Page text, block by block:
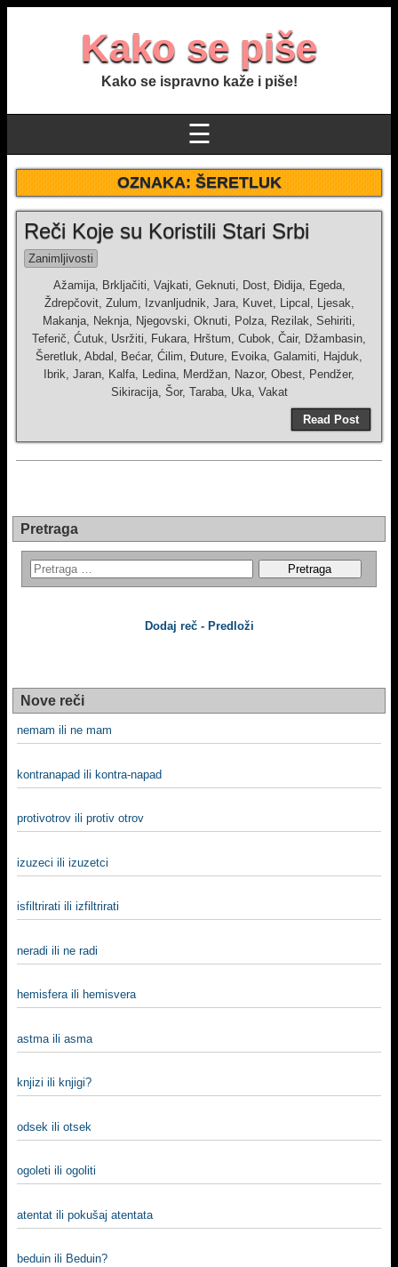
Kako se piše
Kako se ispravno kaže i piše!
☰
OZNAKA:ŠERETLUK
Reči Koje su Koristili Stari Srbi
Zanimljivosti
Ažamija, Brkljačiti, Vajkati, Geknuti, Dost, Đidija, Egeda,
Ždrepčovit, Zulum, Izvanljudnik, Jara, Kuvet, Lipcal, Ljesak,
Makanja, Neknja, Njegovski, Oknuti, Polza, Rezilak, Sehiriti,
Teferič, Ćutuk, Usržiti, Fukara, Hrštum, Cubok, Čair, Džambasin,
Šeretluk, Abdal, Bećar, Ćilim, Đuture, Evoika, Galamiti, Hajduk,
Ibrik, Jaran, Kalfa, Ledina, Merdžan, Nazor, Obest, Pendžer,
Sikiracija, Šor, Taraba, Uka, Vakat
Read Post
Pretraga
Dodaj reč - Predloži
Nove reči
nemam ili ne mam
kontranapad ili kontra-napad
protivotrov ili protiv otrov
izuzeci ili izuzetci
isfiltrirati ili izfiltrirati
neradi ili ne radi
hemisfera ili hemisvera
astma ili asma
knjizi ili knjigi?
odsek ili otsek
ogoleti ili ogoliti
atentat ili pokušaj atentata
beduin ili Beduin?